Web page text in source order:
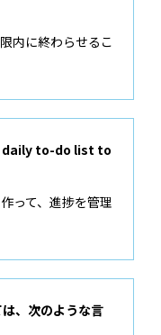
内に終わらせるこ
daily to-do list to
って、進捗を管理
、次のような言